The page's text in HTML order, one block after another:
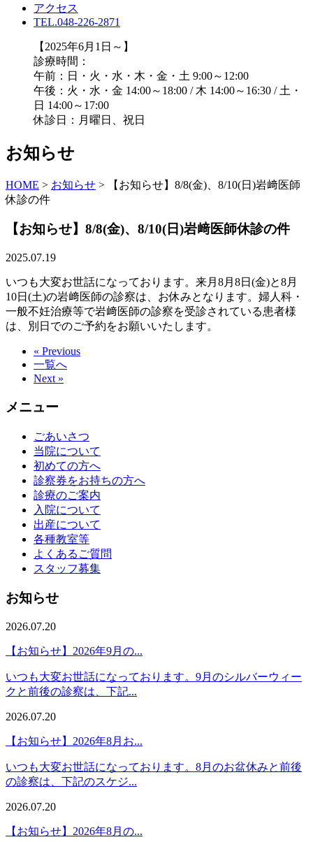
アクセス
TEL.048-226-2871
【2025年6月1日～】
診療時間：
午前：日・火・水・木・金・土 9:00～12:00
午後：火・水・金 14:00～18:00 / 木 14:00～16:30 / 土・
日 14:00～17:00
休診日：月曜日、祝日
お知らせ
HOME > お知らせ >
【お知らせ】8/8(金)、8/10(日)岩﨑医師
休診の件
【お知らせ】8/8(金)、8/10(日)岩﨑医師休診の件
2025.07.19
いつも大変お世話になっております。来月8月8日(金)と8月
10日(土)の岩﨑医師の診察は、お休みとなります。婦人科・
一般不妊治療等で岩﨑医師の診察を受診されている患者様
は、別日でのご予約をお願いいたします。
« Previous
一覧へ
Next »
メニュー
ごあいさつ
当院について
初めての方へ
診察券をお持ちの方へ
診療のご案内
入院について
出産について
各種教室等
よくあるご質問
スタッフ募集
お知らせ
2026.07.20
【お知らせ】2026年9月の...
いつも大変お世話になっております。9月のシルバーウィー
クと前後の診察は、下記...
2026.07.20
【お知らせ】2026年8月お...
いつも大変お世話になっております。8月のお盆休みと前後
の診察は、下記のスケジ...
2026.07.20
【お知らせ】2026年8月の...